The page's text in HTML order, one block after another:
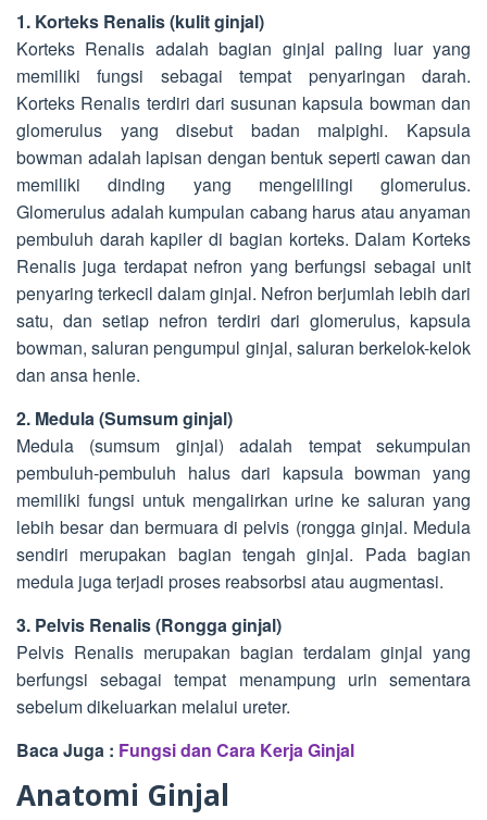
1. Korteks Renalis (kulit ginjal)
Korteks Renalis adalah bagian ginjal paling luar yang
memiliki fungsi sebagai tempat penyaringan darah.
Korteks Renalis terdiri dari susunan kapsula bowman dan
glomerulus yang disebut badan malpighi. Kapsula
bowman adalah lapisan dengan bentuk seperti cawan dan
memiliki dinding yang mengelilingi glomerulus.
Glomerulus adalah kumpulan cabang harus atau anyaman
pembuluh darah kapiler di bagian korteks. Dalam Korteks
Renalis juga terdapat nefron yang berfungsi sebagai unit
penyaring terkecil dalam ginjal. Nefron berjumlah lebih dari
satu, dan setiap nefron terdiri dari glomerulus, kapsula
bowman, saluran pengumpul ginjal, saluran berkelok-kelok
dan ansa henle.
2. Medula (Sumsum ginjal)
Medula (sumsum ginjal) adalah tempat sekumpulan
pembuluh-pembuluh halus dari kapsula bowman yang
memiliki fungsi untuk mengalirkan urine ke saluran yang
lebih besar dan bermuara di pelvis (rongga ginjal. Medula
sendiri merupakan bagian tengah ginjal. Pada bagian
medula juga terjadi proses reabsorbsi atau augmentasi.
3. Pelvis Renalis (Rongga ginjal)
Pelvis Renalis merupakan bagian terdalam ginjal yang
berfungsi sebagai tempat menampung urin sementara
sebelum dikeluarkan melalui ureter.
Baca Juga : Fungsi dan Cara Kerja Ginjal
Anatomi Ginjal